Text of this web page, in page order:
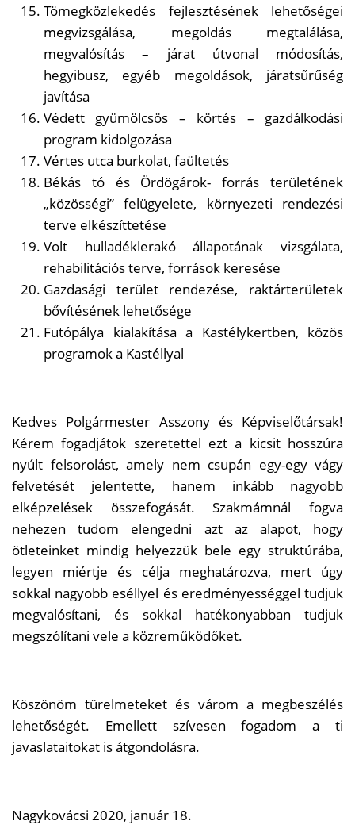
Tömegközlekedés fejlesztésének lehetőségei
megvizsgálása, megoldás megtalálása,
megvalósítás – járat útvonal módosítás,
hegyibusz, egyéb megoldások, járatsűrűség
javítása
Védett gyümölcsös – körtés – gazdálkodási
program kidolgozása
Vértes utca burkolat, faültetés
Békás tó és Ördögárok- forrás területének
„közösségi” felügyelete, környezeti rendezési
terve elkészíttetése
Volt hulladéklerakó állapotának vizsgálata,
rehabilitációs terve, források keresése
Gazdasági terület rendezése, raktárterületek
bővítésének lehetősége
Futópálya kialakítása a Kastélykertben, közös
programok a Kastéllyal
Kedves Polgármester Asszony és Képviselőtársak!
Kérem fogadjátok szeretettel ezt a kicsit hosszúra
nyúlt felsorolást, amely nem csupán egy-egy vágy
felvetését jelentette, hanem inkább nagyobb
elképzelések összefogását. Szakmámnál fogva
nehezen tudom elengedni azt az alapot, hogy
ötleteinket mindig helyezzük bele egy struktúrába,
legyen miértje és célja meghatározva, mert úgy
sokkal nagyobb eséllyel és eredményességgel tudjuk
megvalósítani, és sokkal hatékonyabban tudjuk
megszólítani vele a közreműködőket.
Köszönöm türelmeteket és várom a megbeszélés
lehetőségét. Emellett szívesen fogadom a ti
javaslataitokat is átgondolásra.
Nagykovácsi 2020, január 18.